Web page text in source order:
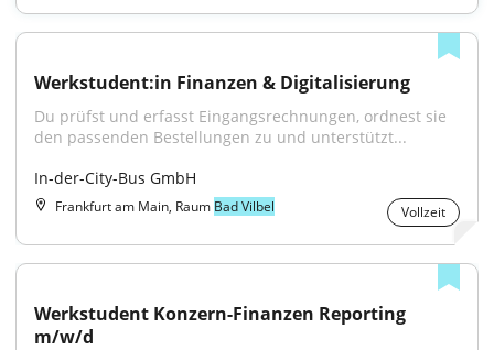
Werkstudent:in Finanzen & Digitalisierung
Du prüfst und erfasst Eingangsrechnungen, ordnest sie
den passenden Bestellungen zu und unterstützt...
In-der-City-Bus GmbH
Frankfurt am Main, Raum Bad Vilbel Vollzeit
Werkstudent Konzern-Finanzen Reporting
m/w/d